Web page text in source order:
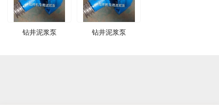
钻井泥浆泵 钻井泥浆泵